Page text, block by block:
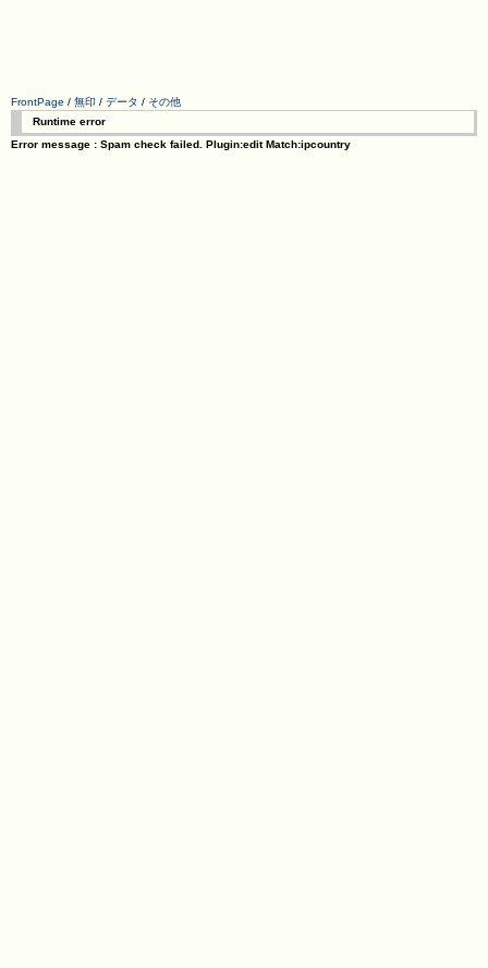
FrontPage / 無印 / データ / その他
Runtime error
Error message : Spam check failed. Plugin:edit Match:ipcountry